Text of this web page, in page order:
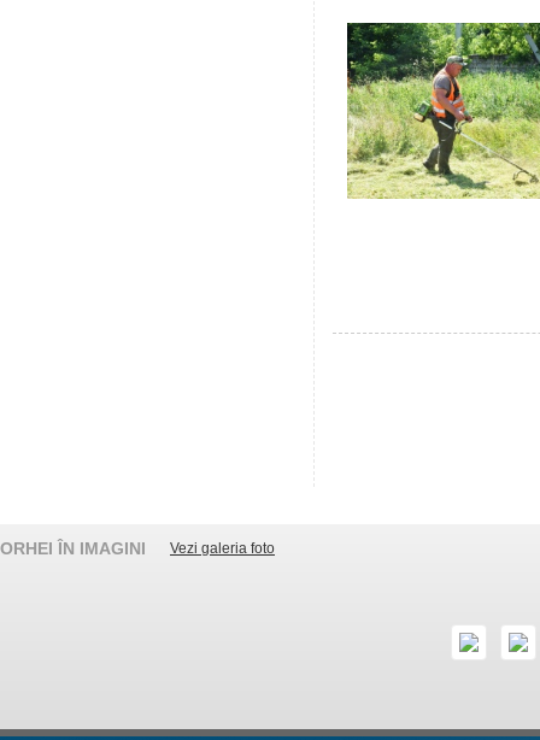
ORHEI ÎN IMAGINI Vezi galeria foto